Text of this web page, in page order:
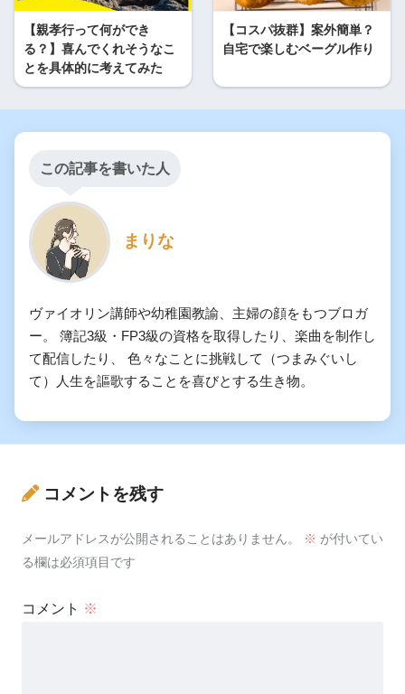
【親孝行って何ができ
る？】喜んでくれそうなこ
とを具体的に考えてみた
【コスパ抜群】案外簡単？
自宅で楽しむベーグル作り
この記事を書いた人
まりな
ヴァイオリン講師や幼稚園教諭、主婦の顔をもつブロガ
ー。 簿記3級・FP3級の資格を取得したり、楽曲を制作し
て配信したり、 色々なことに挑戦して（つまみぐいし
て）人生を謳歌することを喜びとする生き物。
コメントを残す
メールアドレスが公開されることはありません。 ※ が付いてい
る欄は必須項目です
コメント ※